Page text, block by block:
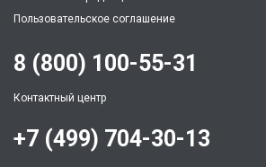
Пользовательское соглашение
8 (800) 100-55-31
Контактный центр
+7 (499) 704-30-13